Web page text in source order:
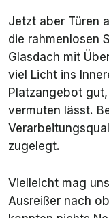
Jetzt aber Türen
die rahmenlosen
Glasdach mit
viel Licht ins
Platzangebot
vermuten lässt.
zugelegt.
Vielleicht mag
Ausreißer nach